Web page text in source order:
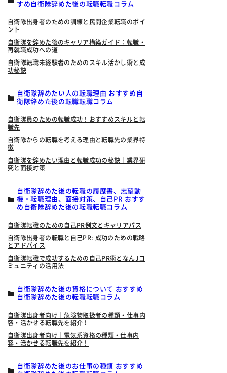
すめ自衛隊辞めた後の転職転職コラム
自衛隊出身者のための訓練と民間企業転職のポイ
ント
自衛隊を辞めた後のキャリア構築ガイド：転職・
再就職成功への道
自衛隊転職未経験者のためのスキル活かし術と成
功秘訣
自衛隊辞めたい人の転職理由 おすすめ自
衛隊辞めた後の転職転職コラム
自衛隊員のための転職成功！おすすめスキルと転
職先
自衛隊からの転職を考える理由と転職先の業界特
徴
自衛隊を辞めたい理由と転職成功の秘訣｜業界研
究と面接対策
自衛隊辞めた後の転職の履歴書、志望動
機・転職理由、面接対策、自己PR おすす
め自衛隊辞めた後の転職転職コラム
自衛隊転職のための自己PR例文とキャリアパス
自衛隊出身者の転職と自己PR: 成功のための戦略
とアドバイス
自衛隊転職で成功するための自己PR術となんJコ
ミュニティの活用法
自衛隊辞めた後の資格について おすすめ
自衛隊辞めた後の転職転職コラム
自衛隊出身者向け｜危険物取扱者の種類・仕事内
容・活かせる転職先を紹介！
自衛隊出身者向け｜電気系資格の種類・仕事内
容・活かせる転職先を紹介！
自衛隊辞めた後のお仕事の種類 おすすめ